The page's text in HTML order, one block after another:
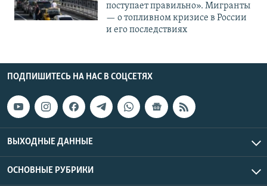
поступает правильно». Мигранты
— о топливном кризисе в России
и его последствиях
ПОДПИШИТЕСЬ НА НАС В СОЦСЕТЯХ
ВЫХОДНЫЕ ДАННЫЕ
ОСНОВНЫЕ РУБРИКИ